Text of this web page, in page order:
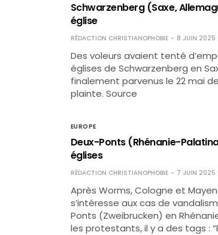
Schwarzenberg (Saxe,
église
RÉDACTION CHRISTIANOPHOBIE 8 JUIN 2025
Des voleurs avaient tenté
églises de Schwarzenberg en
finalement parvenus le 22 mai
plainte. Source
EUROPE
Deux-Ponts (Rhénanie-
églises
RÉDACTION CHRISTIANOPHOBIE 7 JUIN 2025
Après Worms, Cologne et
s’intéresse aux cas de
Ponts (Zweibrucken) en
les protestants, il y a des tags :